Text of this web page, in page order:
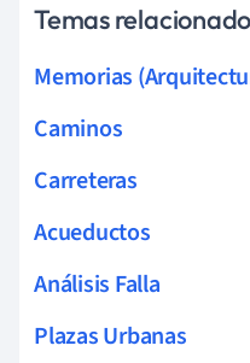
Temas
Memorias
Caminos
Carreteras
Acueductos
Análisis Falla
Plazas Urbanas